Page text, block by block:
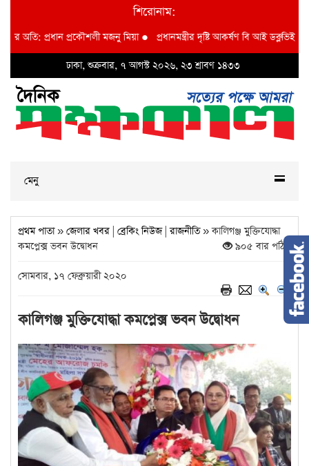
শিরোনাম:
প্রকৌশলী মজনু মিয়া●প্রধানমন্ত্রীর দৃষ্টি আকর্ষণ বি আই ডব্লুভিইউ-তে দুর্নীতির
ঢাকা, শুক্রবার, ৭ আগস্ট ২০২৬, ২৩ শ্রাবণ ১৪৩৩
মেনু
প্রথম পাতা» জেলার খবর ব্রেকিং নিউজ|রাজনীতি» কালিগঞ্জ মুক্তিযোদ্ধা
কমপ্লেক্স ভবন উদ্বোধন
৯০৫ বার পঠিত
সোমবার, ১৭ ফেব্রুয়ারী ২০২০
কালিগঞ্জ মুক্তিযোদ্ধা কমপ্লেক্স ভবন উদ্বোধন